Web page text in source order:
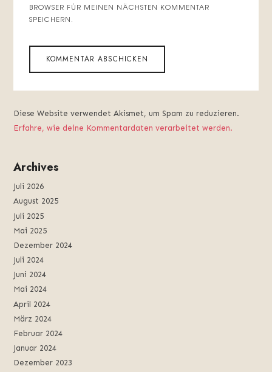
BROWSER FÜR MEINEN NÄCHSTEN KOMMENTAR
SPEICHERN.
Diese Website verwendet Akismet, um Spam zu reduzieren.
Erfahre, wie deine Kommentardaten verarbeitet werden.
Archives
Juli 2026
August 2025
Juli 2025
Mai 2025
Dezember 2024
Juli 2024
Juni 2024
Mai 2024
April 2024
März 2024
Februar 2024
Januar 2024
Dezember 2023